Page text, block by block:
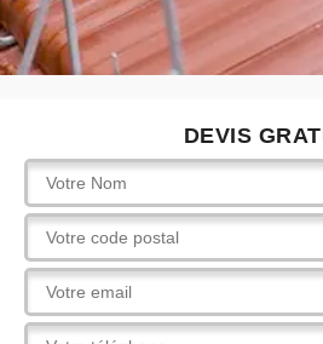
DEVIS